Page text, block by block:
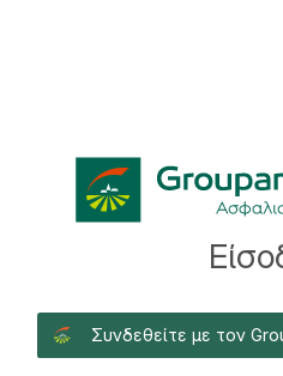
Συνδεθείτε με τον